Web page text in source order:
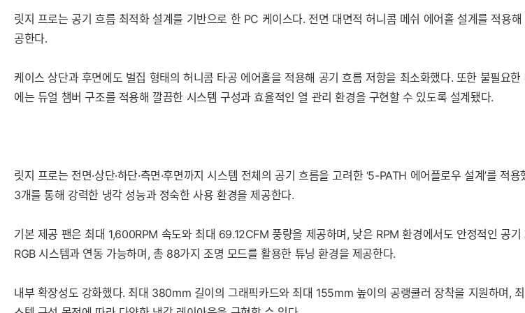
릿지 프로는 공기 흐름 최적화 설계를 기반으로 한 PC 케이스다. 전면 대면적 허니콤 메쉬 에어홀 설계를 적용
공한다.
케이스 상단과 후면에도 벌집 형태의 허니콤 타공 에어홀을 적용해 공기 흐름 저항을 최소화했다. 또한 불필요
에는 듀얼 챔버 구조를 적용해 깔끔한 시스템 구성과 효율적인 열 관리 환경을 구현할 수 있도록 설계됐다.
릿지 프로는 전면·상단·하단·측면·후면까지 시스템 전체의 공기 흐름을 고려한 ‘5-PATH 에어플로우 설계’를
3개를 통해 강력한 냉각 성능과 정숙한 사용 환경을 제공한다.
기본 제공 팬은 최대 1,600RPM 속도와 최대 69.12CFM 풍량을 제공하며, 낮은 RPM 환경에서도 안정적인 공
RGB 시스템과 연동 가능하며, 총 88가지 조명 모드를 활용한 튜닝 환경을 제공한다.
내부 확장성도 강화했다. 최대 380mm 길이의 그래픽카드와 최대 155mm 높이의 공랭쿨러 장착을 지원하며,